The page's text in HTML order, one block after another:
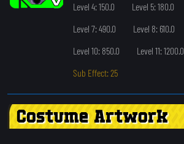
Level 4: 150.0
Level 5: 180.0
Level 7: 490.0
Level 8: 610.0
Level 10: 850.0
Level 11: 1200.0
Sub Effect: 25
Costume Artwork